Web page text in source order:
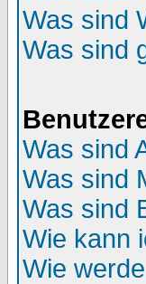
Was sind
Was sind
Was sind
Was sind
Was sind
Wie kann
Wie